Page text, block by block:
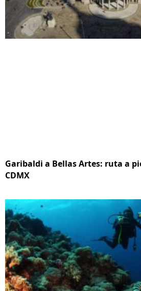
Garibaldi a Bellas Artes: ruta a
CDMX